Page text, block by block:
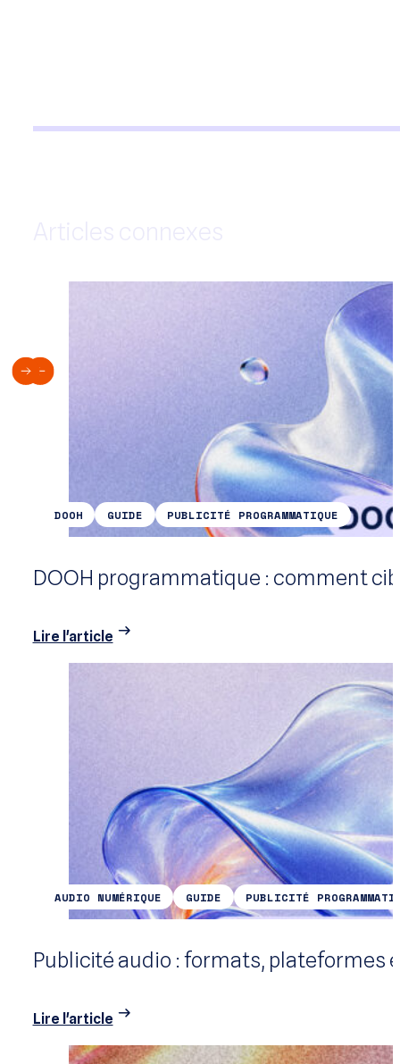
DOOH GUIDE PUBLICITÉ PROGRAMMATIQUE
DOOH programmatique : comment
Lire l'article
AUDIO NUMÉRIQUE GUIDE PUBLICITÉ
Publicité audio : formats, plateformes
Lire l'article